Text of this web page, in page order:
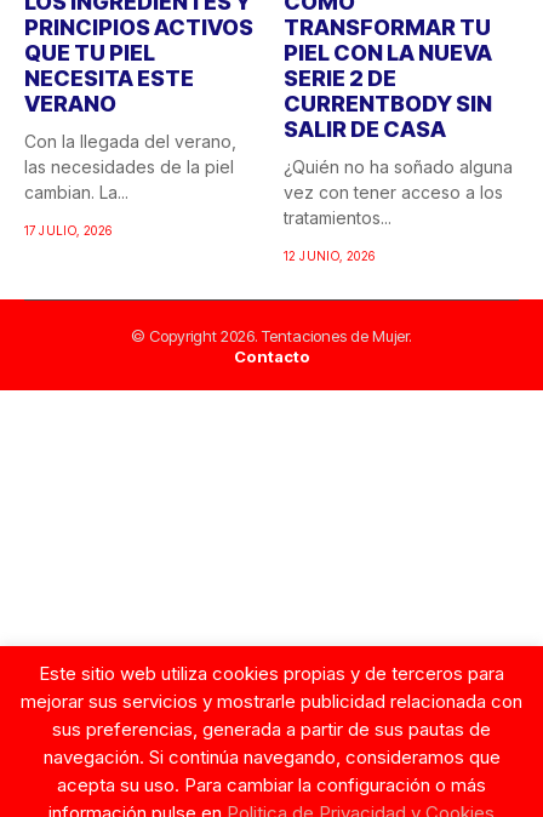
PRINCIPIOS ACTIVOS
QUE TU PIEL
NECESITA ESTE
VERANO
Con la llegada del verano,
las necesidades de la piel
cambian. La...
17 JULIO, 2026
TRANSFORMAR TU
PIEL CON LA NUEVA
SERIE 2 DE
CURRENTBODY SIN
SALIR DE CASA
¿Quién no ha soñado alguna
vez con tener acceso a los
tratamientos...
12 JUNIO, 2026
© Copyright 2026. Tentaciones de Mujer.
Contacto
Este sitio web utiliza cookies propias y de terceros para
mejorar sus servicios y mostrarle publicidad relacionada con
sus preferencias, generada a partir de sus pautas de
navegación. Si continúa navegando, consideramos que
acepta su uso. Para cambiar la configuración o más